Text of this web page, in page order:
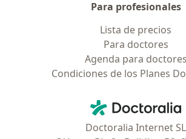
Para profesionales
Lista de precios
Para doctores
Agenda para doctores
Condiciones de los Planes
Doctoralia -
Doctoralia Internet SL